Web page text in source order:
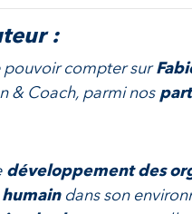
:
pouvoir compter sur
& Coach, parmi nos
développement des
dans son